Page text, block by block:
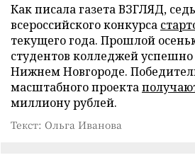
Как писала газета ВЗГЛЯД,
всероссийского конкурса
текущего года. Прошлой
студентов колледжей успешно
Нижнем Новгороде.
масштабного проекта
миллиону рублей.
Текст: Ольга Иванова